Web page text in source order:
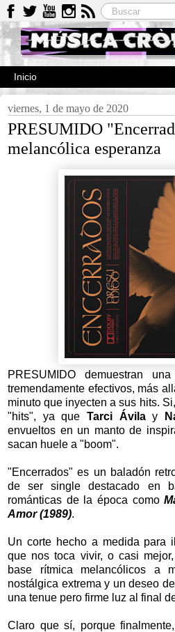
viernes, 1 de mayo de 2020
PRESUMIDO
melancólica esperanza
PRESUMIDO demuestran
tremendamente efectivos, más
minuto que inyecten a sus hits.
"hits", ya que Tarci Ávilay
envueltos en un manto de
sacan huele a "boom".
"Encerrados" es un baladón
de ser single destacado en
románticas de la época como
Amor (1989).
Un corte hecho a medida para
que nos toca vivir, o casi
base rítmica melancólicos a
nostálgica extrema y un deseo
una tenue pero firme luz al final
Claro que sí, porque